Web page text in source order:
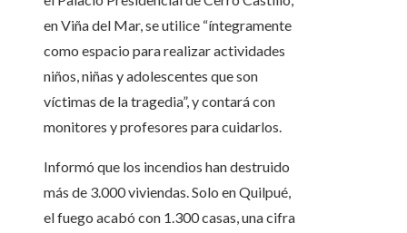
en Viña del Mar, se utilice “íntegramente
como espacio para realizar actividades
niños, niñas y adolescentes que son
víctimas de la tragedia”, y contará con
monitores y profesores para cuidarlos.
Informó que los incendios han destruido
más de 3.000 viviendas. Solo en Quilpué,
el fuego acabó con 1.300 casas, una cifra